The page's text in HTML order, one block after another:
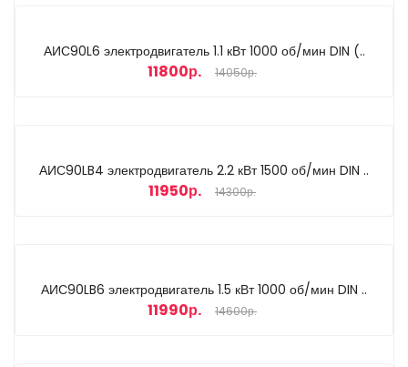
АИС90L6 электродвигатель 1.1 кВт 1000 об/мин DIN (..
11800р. 14050р.
АИС90LB4 электродвигатель 2.2 кВт 1500 об/мин DIN ..
11950р. 14300р.
АИС90LB6 электродвигатель 1.5 кВт 1000 об/мин DIN ..
11990р. 14600р.